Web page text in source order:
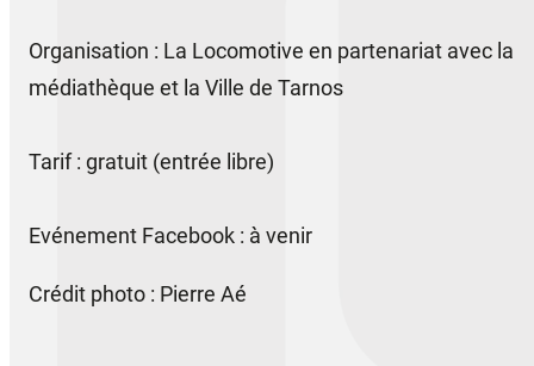
Organisation : La Locomotive en partenariat avec la
médiathèque et la Ville de Tarnos
Tarif : gratuit (entrée libre)
Evénement Facebook : à venir
Crédit photo : Pierre Aé